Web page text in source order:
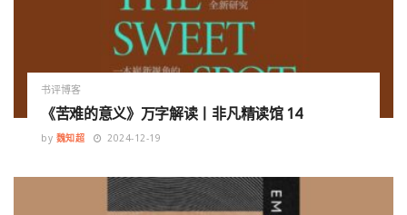
书评博客
《苦难的意义》万字解读丨非凡精读馆 14
by 魏知超 2024-12-19